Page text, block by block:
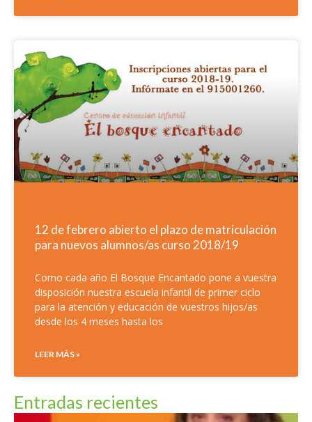
12 de febrero abierto el plazo de matriculación
para nuevos alumnos/as curso 2018/19
Como cada año El Bosque Encantado pone a vuestra
disposición nuestra escuela infantil de primer ciclo
para la atención y educación de vuestros hijos/as
desde los 4 meses hasta los
LEER MÁS »
Entradas recientes